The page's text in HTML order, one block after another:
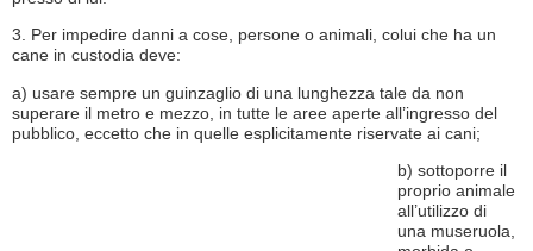
3. Per impedire danni a cose, persone o animali, colui che ha un
cane in custodia deve:
a) usare sempre un guinzaglio di una lunghezza tale da non
superare il metro e mezzo, in tutte le aree aperte all’ingresso del
pubblico, eccetto che in quelle esplicitamente riservate ai cani;
b) sottoporre il
proprio animale
all’utilizzo di
una museruola,